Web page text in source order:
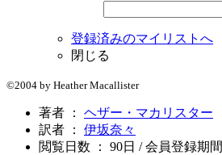
登録済みのマイリストへ
閉じる
©2004 by Heather Macallister
著者 ： ヘザー・マカリスター
訳者 ： 伊坂奈々
閲覧日数 ： 90日 / 会員登録期間